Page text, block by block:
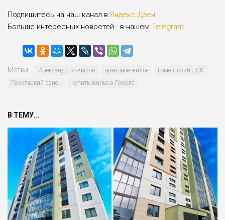
Подпишитесь на наш канал в Яндекс.Дзен
Больше интересных новостей - в нашем Telegram
Метки: Александр Гончаров арендное жильё
Гомельский ДСК
Гомельский район
купить жилье в Гомеле
В ТЕМУ...